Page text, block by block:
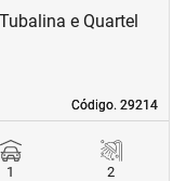
Código. 29214
Código. 29214
e Quartel
1
2